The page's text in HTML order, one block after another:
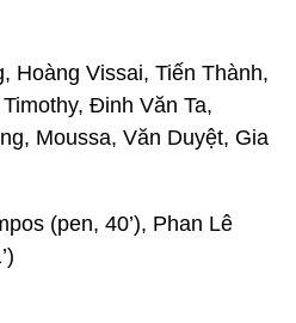
Hoàng Vissai, Tiến Thành,
Đinh Văn Ta,
Moussa, Văn Duyệt, Gia
(pen, 40’), Phan Lê